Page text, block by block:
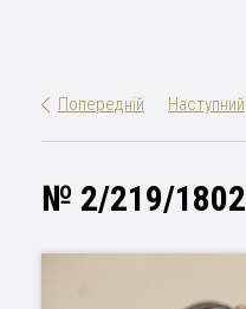
Попередній Наступний
№ 2/219/1802